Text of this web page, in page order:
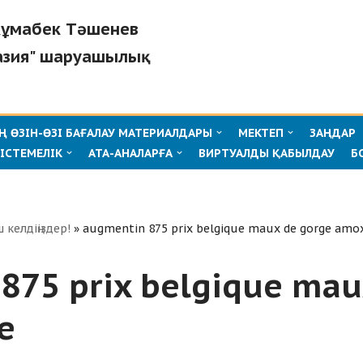
Тәшенев
шаруашылық
ӨЗІ БАҒАЛАУ МАТЕРИАЛДАРЫ МЕКТЕП
ЗАҢДАР
АТА-АНАЛАРҒА ВИРТУАЛДЫ ҚАБЫЛДАУ
келдіңіздер! » augmentin 875 prix belgique maux de gorge
prix belgique